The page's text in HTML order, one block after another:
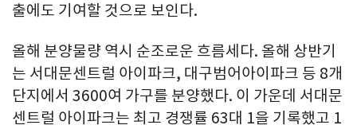
출에도 기여할 것으로 보인다.
올해 분양물량 역시 순조로운 흐름세다. 올해 상반기
는 서대문센트럴 아이파크, 대구범어아이파크 등 8개
단지에서 3600여 가구를 분양했다. 이 가운데 서대문
센트럴 아이파크는 최고 경쟁률 63대 1을 기록했고 1